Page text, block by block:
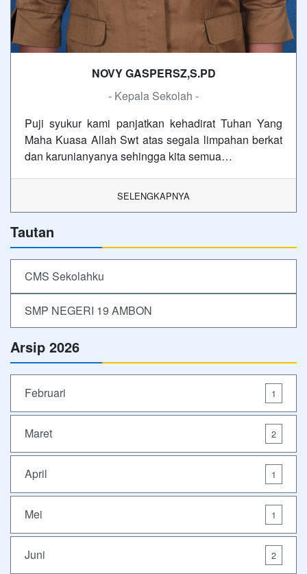
NOVY GASPERSZ,S.PD
- Kepala Sekolah -
Puji syukur kami panjatkan kehadirat Tuhan Yang
Maha Kuasa Allah Swt atas segala limpahan berkat
dan karunianyanya sehingga kita semua…
SELENGKAPNYA
Tautan
CMS Sekolahku
SMP NEGERI 19 AMBON
Arsip 2026
Februari 1
Maret 2
April 1
Mei 1
Juni 2